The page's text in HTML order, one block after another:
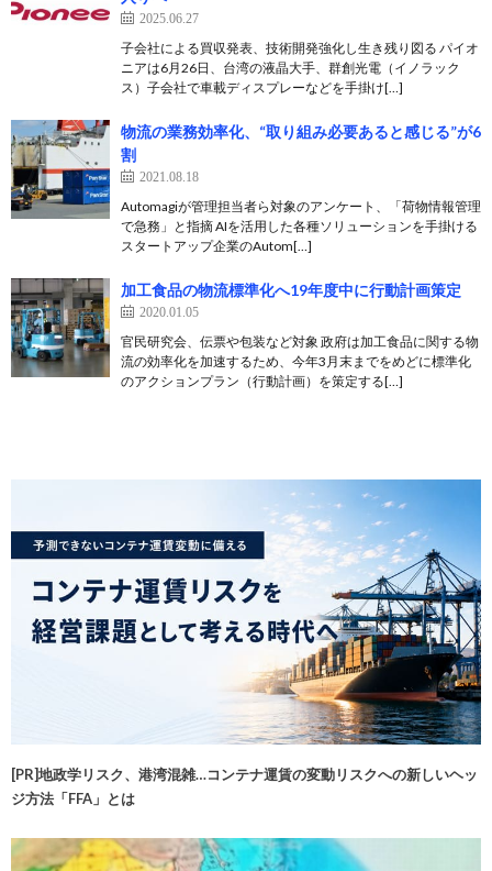
2025.06.27
子会社による買収発表、技術開発強化し生き残り図る パイオ
ニアは6月26日、台湾の液晶大手、群創光電（イノラック
ス）子会社で車載ディスプレーなどを手掛け[…]
物流の業務効率化、“取り組み必要あると感じる”が6
割
2021.08.18
Automagiが管理担当者ら対象のアンケート、「荷物情報管理
で急務」と指摘 AIを活用した各種ソリューションを手掛ける
スタートアップ企業のAutom[…]
加工食品の物流標準化へ19年度中に行動計画策定
2020.01.05
官民研究会、伝票や包装など対象 政府は加工食品に関する物
流の効率化を加速するため、今年3月末までをめどに標準化
のアクションプラン（行動計画）を策定する[…]
[PR]地政学リスク、港湾混雑…コンテナ運賃の変動リスクへの新しいヘッ
ジ方法「FFA」とは